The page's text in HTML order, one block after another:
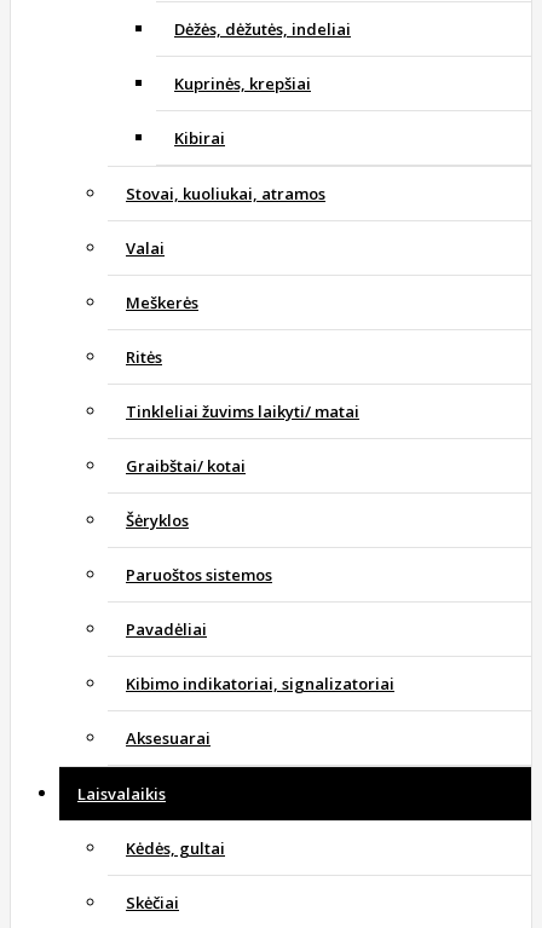
Dėžės, dėžutės, indeliai
Kuprinės, krepšiai
Kibirai
Stovai, kuoliukai, atramos
Valai
Meškerės
Ritės
Tinkleliai žuvims laikyti/ matai
Graibštai/ kotai
Šėryklos
Paruoštos sistemos
Pavadėliai
Kibimo indikatoriai, signalizatoriai
Aksesuarai
Laisvalaikis
Kėdės, gultai
Skėčiai